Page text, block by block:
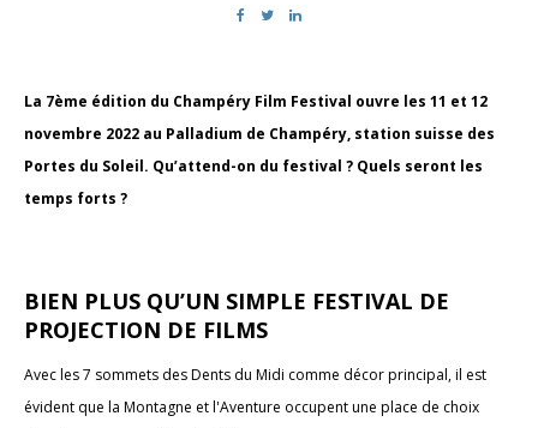
La 7ème édition du Champéry Film Festival ouvre les 11 et 12
novembre 2022 au Palladium de Champéry, station suisse des
Portes du Soleil. Qu’attend-on du festival ? Quels seront les
temps forts ?
BIEN PLUS QU’UN SIMPLE FESTIVAL DE
PROJECTION DE FILMS
Avec les 7 sommets des Dents du Midi comme décor principal, il est
évident que la Montagne et l'Aventure occupent une place de choix